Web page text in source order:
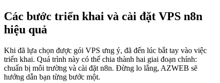
Các bước triển khai và cài đặt VPS n8n
hiệu quả
Khi đã lựa chọn được gói VPS ưng ý, đã đến lúc bắt tay vào việc
triển khai. Quá trình này có thể chia thành hai giai đoạn chính:
chuẩn bị môi trường và cài đặt n8n. Đừng lo lắng, AZWEB sẽ
hướng dẫn bạn từng bước một.